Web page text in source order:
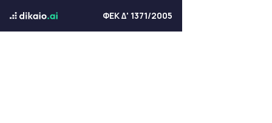
ΦΕΚ Δ' 1371/2005